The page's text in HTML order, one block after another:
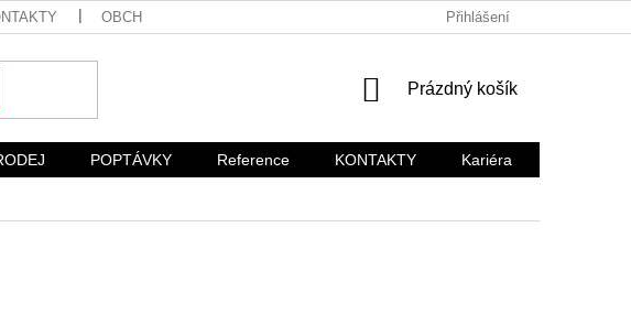
OBCHODNÍ PODMÍNKY Přihlášení
NÁKUPNÍ
Prázdný košík
POPTÁVKY Reference KONTAKTY Kariéra